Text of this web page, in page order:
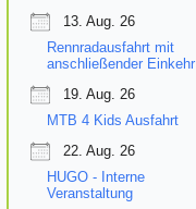
13. Aug. 26
Rennradausfahrt mit
anschließender Einkehr
19. Aug. 26
MTB 4 Kids Ausfahrt
22. Aug. 26
HUGO - Interne
Veranstaltung